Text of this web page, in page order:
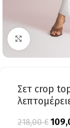
Click to
Σετ crop
218,00€